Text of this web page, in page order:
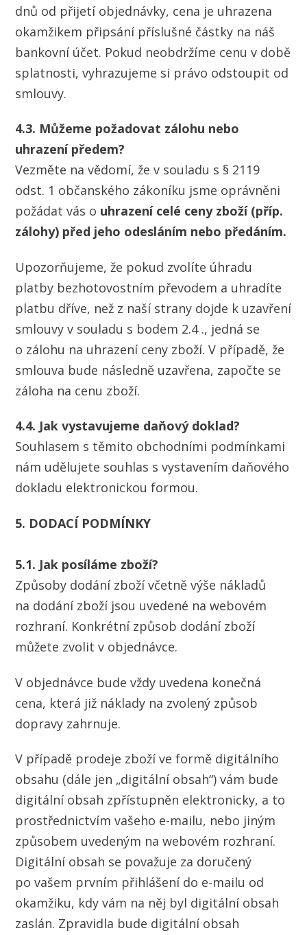
dnů od přijetí objednávky, cena je uhrazena
okamžikem připsání příslušné částky na náš
bankovní účet. Pokud neobdržíme cenu v době
splatnosti, vyhrazujeme si právo odstoupit od
smlouvy.
4.3. Můžeme požadovat zálohu nebo
uhrazení předem?
Vezměte na vědomí, že v souladu s § 2119
odst. 1 občanského zákoníku jsme oprávněni
požádat vás o uhrazení celé ceny zboží (příp.
zálohy) před jeho odesláním nebo předáním.
Upozorňujeme, že pokud zvolíte úhradu
platby bezhotovostním převodem a uhradíte
platbu dříve, než z naší strany dojde k uzavření
smlouvy v souladu s bodem 2.4 ., jedná se
o zálohu na uhrazení ceny zboží. V případě, že
smlouva bude následně uzavřena, započte se
záloha na cenu zboží.
4.4. Jak vystavujeme daňový doklad?
Souhlasem s těmito obchodními podmínkami
nám udělujete souhlas s vystavením daňového
dokladu elektronickou formou.
5. DODACÍ PODMÍNKY
5.1. Jak posíláme zboží?
Způsoby dodání zboží včetně výše nákladů
na dodání zboží jsou uvedené na webovém
rozhraní. Konkrétní způsob dodání zboží
můžete zvolit v objednávce.
V objednávce bude vždy uvedena konečná
cena, která již náklady na zvolený způsob
dopravy zahrnuje.
V případě prodeje zboží ve formě digitálního
obsahu (dále jen „digitální obsah“) vám bude
digitální obsah zpřístupněn elektronicky, a to
prostřednictvím vašeho e-mailu, nebo jiným
způsobem uvedeným na webovém rozhraní.
Digitální obsah se považuje za doručený
po vašem prvním přihlášení do e-mailu od
okamžiku, kdy vám na něj byl digitální obsah
zaslán. Zpravidla bude digitální obsah